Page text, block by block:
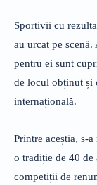
Sportivii cu
au urcat pe
pentru ei sunt
de locul obținut și
internațională.
Printre aceștia, s-
o tradiție de 40
competiții de